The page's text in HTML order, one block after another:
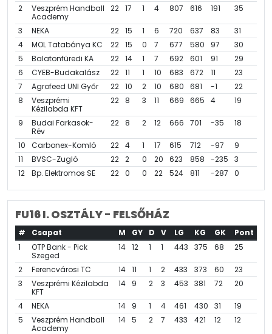
2
Veszprém Handball
Academy
22 17 1 4 807 616 191 35
3 NEKA 22 15 1 6 720 637 83
31
4
MOL Tatabánya KC 22 15 0 7 677 580 97
30
5
Balatonfüredi KA 22 14 1 7 692 601 91
29
6
CYEB-Budakalász 22 11 1 10 683 672 11
23
7
Agrofeed UNI Győr 22 10 2 10 680 681 -1
22
8
Veszprémi
Kézilabda KFT
22 8 3 11 669 665 4 19
9
Budai Farkasok-
Rév
22 8 2 12 666 701 -35 18
10 Carbonex-Komló 22 4 1 17 615 712 -97
9
11
BVSC-Zugló 22 2 0 20 623 858 -235
3
12
Bp. Elektromos SE 22 0 0 22 524 811 -287 0
FU16 I. OSZTÁLY - FELSŐHÁZ
# Csapat M GY D V LG KG GK
Pont
1
OTP Bank - Pick
Szeged
14 12 1 1 443 375 68 25
2 Ferencvárosi TC 14 11 1 2 433 373 60
23
3
Veszprémi Kézilabda
KFT
14 9 2 3 453 381 72 20
4 NEKA 14 9 1 4 461 430 31
19
5
Veszprém Handball
Academy
14 5 2 7 433 421 12 12